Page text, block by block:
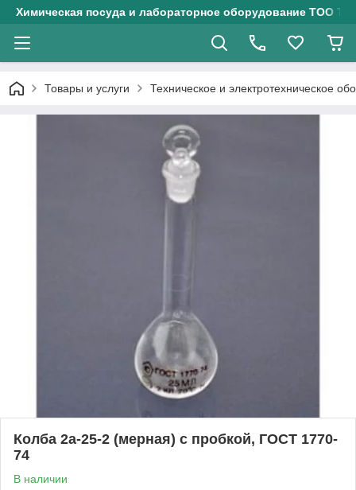
Химическая посуда и лабораторное оборудование ТОО
Товары и услуги Техническое и электротехническое
Колба 2а-25-2 (мерная) с пробкой, ГОСТ 1770-
74
В наличии